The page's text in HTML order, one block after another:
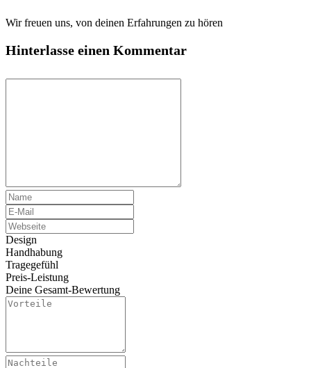
Wir freuen uns, von deinen Erfahrungen zu hören
Hinterlasse einen Kommentar
Design
Handhabung
Tragegefühl
Preis-Leistung
Deine Gesamt-Bewertung